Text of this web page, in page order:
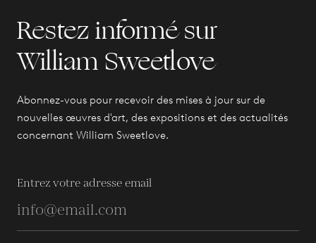
Restez informé sur
William Sweetlove
Abonnez-vous pour recevoir des mises à jour sur de
nouvelles œuvres d'art, des expositions et des actualités
concernant William Sweetlove.
Entrez votre adresse email